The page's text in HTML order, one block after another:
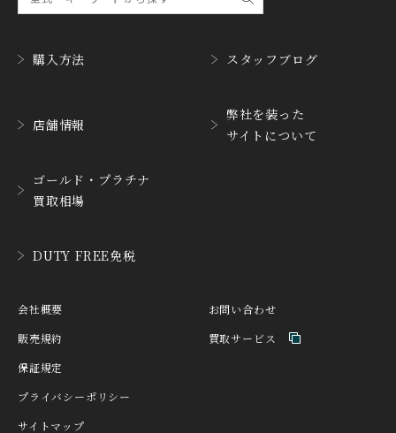
CHRONOSWISS CITIZEN
CUERVOY SOBRINOS CVSTOS
CYRUS CZAPEK
チャペック
D. DORNBLÜTH&SOH
N
D.ドルンブルート＆ゾー
DANIEL ROTH
ダニエル・ロート
DUBEY&SCHALDENBR
AND E.C.W
ヨーロピアン・カンパニ
ー・ウォッチ
エベラール
購入方法
店舗情報
ゴールド・プラチナ
買取相場
DUTY FREE免税
スタッフブログ
弊社を装った
サイトについて
会社概要
販売規約
保証規定
プライバシーポリシー
サイトマップ
お問い合わせ
買取サービス